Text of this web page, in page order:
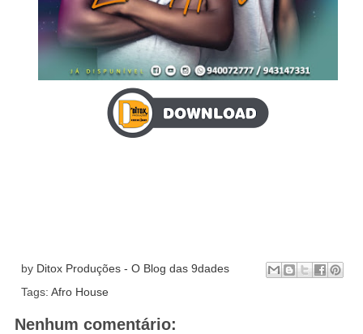
by Ditox Produções - O Blog das 9dades
Tags: Afro House
Nenhum comentário: